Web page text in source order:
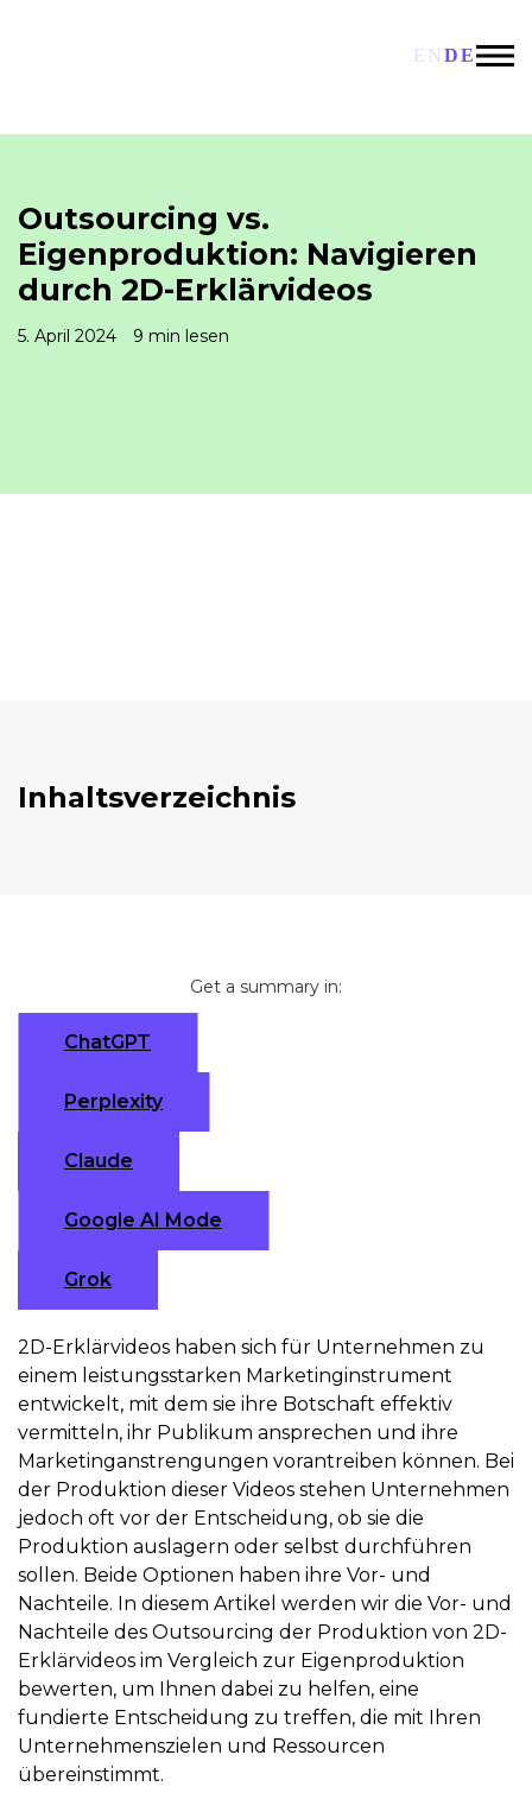
EN DE
Outsourcing vs.
Eigenproduktion: Navigieren
durch 2D-Erklärvideos
5. April 2024 9 min lesen
Inhaltsverzeichnis
Get a summary in:
ChatGPT
Perplexity
Claude
Google AI Mode
Grok
2D-Erklärvideos haben sich für Unternehmen zu
einem leistungsstarken Marketinginstrument
entwickelt, mit dem sie ihre Botschaft effektiv
vermitteln, ihr Publikum ansprechen und ihre
Marketinganstrengungen vorantreiben können. Bei
der Produktion dieser Videos stehen Unternehmen
jedoch oft vor der Entscheidung, ob sie die
Produktion auslagern oder selbst durchführen
sollen. Beide Optionen haben ihre Vor- und
Nachteile. In diesem Artikel werden wir die Vor- und
Nachteile des Outsourcing der Produktion von 2D-
Erklärvideos im Vergleich zur Eigenproduktion
bewerten, um Ihnen dabei zu helfen, eine
fundierte Entscheidung zu treffen, die mit Ihren
Unternehmenszielen und Ressourcen
übereinstimmt.